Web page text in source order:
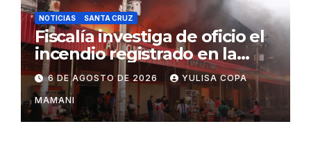
NOTICIAS SANTA CRUZ
Fiscalía investiga de oficio el
incendio registrado en la
feria Barrio Lindo
6 DE AGOSTO DE 2026 YULISA COPA
MAMANI